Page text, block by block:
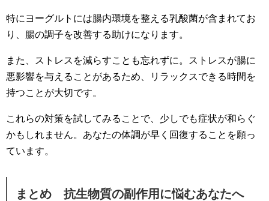
特にヨーグルトには腸内環境を整える乳酸菌が含まれてお
り、腸の調子を改善する助けになります。
また、ストレスを減らすことも忘れずに。ストレスが腸に
悪影響を与えることがあるため、リラックスできる時間を
持つことが大切です。
これらの対策を試してみることで、少しでも症状が和らぐ
かもしれません。あなたの体調が早く回復することを願っ
ています。
まとめ 抗生物質の副作用に悩むあなたへ